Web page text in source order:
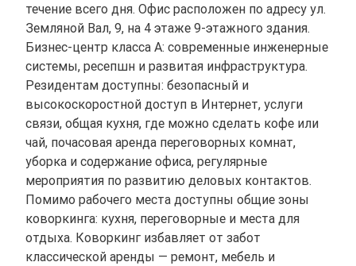
течение всего дня. Офис расположен по адресу ул.
Земляной Вал, 9, на 4 этаже 9-этажного здания.
Бизнес-центр класса A: современные инженерные
системы, ресепшн и развитая инфраструктура.
Резидентам доступны: безопасный и
высокоскоростной доступ в Интернет, услуги
связи, общая кухня, где можно сделать кофе или
чай, почасовая аренда переговорных комнат,
уборка и содержание офиса, регулярные
мероприятия по развитию деловых контактов.
Помимо рабочего места доступны общие зоны
коворкинга: кухня, переговорные и места для
отдыха. Коворкинг избавляет от забот
классической аренды — ремонт, мебель и